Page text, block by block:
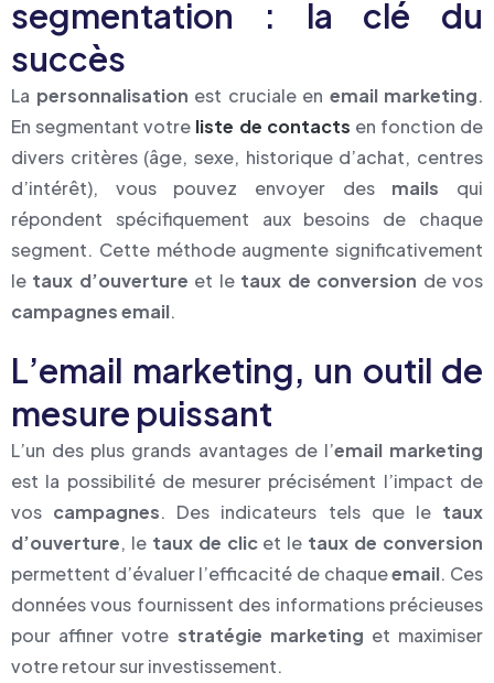
segmentation : la clé du
succès
La personnalisation est cruciale en email marketing.
En segmentant votre liste de contacts en fonction de
divers critères (âge, sexe, historique d’achat, centres
d’intérêt), vous pouvez envoyer des mails qui
répondent spécifiquement aux besoins de chaque
segment. Cette méthode augmente significativement
le taux d’ouverture et le taux de conversion de vos
campagnes email.
L’email marketing, un outil de
mesure puissant
L’un des plus grands avantages de l’email marketing
est la possibilité de mesurer précisément l’impact de
vos campagnes. Des indicateurs tels que le taux
d’ouverture, le taux de clicet le taux de conversion
permettent d’évaluer l’efficacité de chaqueemail. Ces
données vous fournissent des informations précieuses
pour affiner votre stratégie marketing et maximiser
votre retour sur investissement.